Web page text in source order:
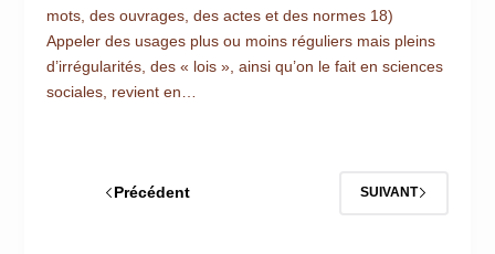
mots, des ouvrages, des actes et des normes 18)
Appeler des usages plus ou moins réguliers mais pleins
d’irrégularités, des « lois », ainsi qu’on le fait en sciences
sociales, revient en…
Précédent SUIVANT